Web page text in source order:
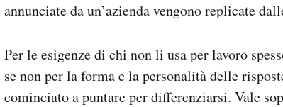
annunciate da un’azienda vengono replicate
Per le esigenze di chi non li usa per lavoro
se non per la forma e la personalità delle
cominciato a puntare per differenziarsi. Vale